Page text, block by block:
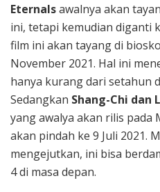
Eternalsawalnya akan
ini, tetapi kemudian diganti
film ini akan tayang di
November 2021. Hal ini
hanya kurang dari setahun
Sedangkan Shang-Chi dan
yang awalya akan rilis pada
akan pindah ke 9 Juli 2021.
mengejutkan, ini bisa
4 di masa depan.